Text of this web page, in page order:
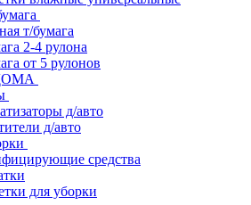
т/бумага
2-4 рулона
от 5 рулонов
д/авто
д/авто
средства
для уборки